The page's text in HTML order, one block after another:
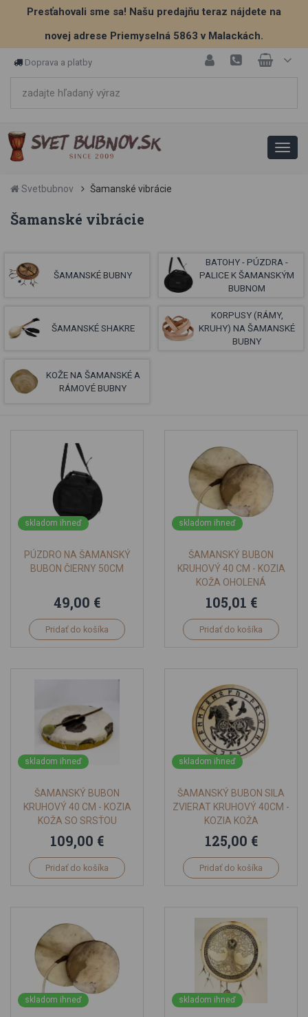
Presťahovali sme sa! Našu predajňu teraz nájdete na
novej adrese Priemyselná 5863 v Malackách.
Doprava a platby
Svetbubnov Šamanské vibrácie
Šamanské vibrácie
ŠAMANSKÉ BUBNY
BATOHY - PÚZDRA -
PALICE K ŠAMANSKÝM
BUBNOM
ŠAMANSKÉ SHAKRE
KORPUSY (RÁMY,
KRUHY) NA ŠAMANSKÉ
BUBNY
KOŽE NA ŠAMANSKÉ A
RÁMOVÉ BUBNY
skladom ihneď
PÚZDRO NA ŠAMANSKÝ
BUBON ČIERNY 50CM
49,00 €
Pridať do košíka
skladom ihneď
ŠAMANSKÝ BUBON
KRUHOVÝ 40 CM - KOZIA
KOŽA OHOLENÁ
105,01 €
Pridať do košíka
skladom ihneď
ŠAMANSKÝ BUBON
KRUHOVÝ 40 CM - KOZIA
KOŽA SO SRSŤOU
109,00 €
Pridať do košíka
skladom ihneď
ŠAMANSKÝ BUBON SILA
ZVIERAT KRUHOVÝ 40CM -
KOZIA KOŽA
125,00 €
Pridať do košíka
skladom ihneď skladom ihneď